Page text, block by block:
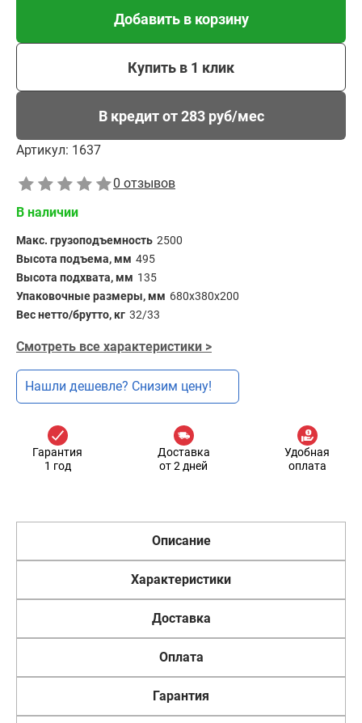
Добавить в корзину
Купить в 1 клик
В кредит от 283 руб/мес
Артикул: 1637
0 отзывов
В наличии
Макс. грузоподъемность 2500
Высота подъема, мм 495
Высота подхвата, мм 135
Упаковочные размеры, мм 680х380х200
Вес нетто/брутто, кг 32/33
Смотреть все характеристики >
Нашли дешевле? Снизим цену!
Гарантия
1 год
Доставка
от 2 дней
Удобная
оплата
Описание
Характеристики
Доставка
Оплата
Гарантия